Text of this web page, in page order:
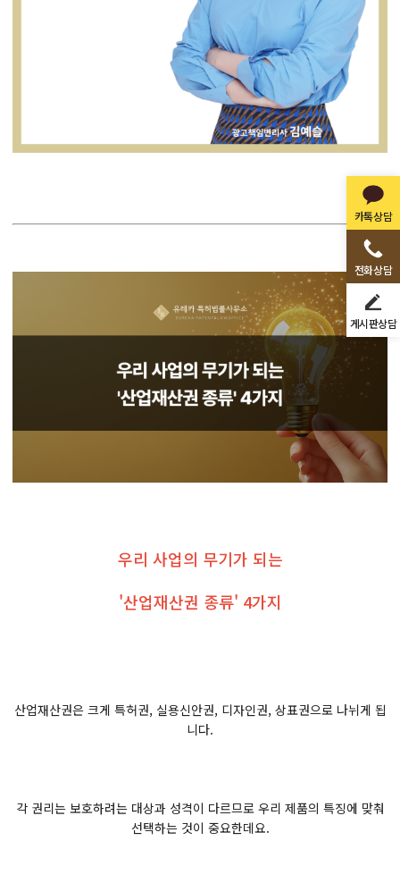
카톡상담
전화상담
게시판상담
우리 사업의 무기가 되는
'산업재산권 종류' 4가지
산업재산권은 크게 특허권, 실용신안권, 디자인권, 상표권으로 나뉘게 됩
니다.
각 권리는 보호하려는 대상과 성격이 다르므로 우리 제품의 특징에 맞춰
선택하는 것이 중요한데요.